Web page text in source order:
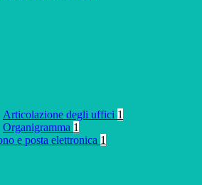
Articolazione degli uffici 1
Organigramma 1
e posta elettronica 1